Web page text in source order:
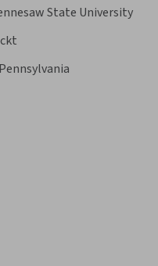
State University